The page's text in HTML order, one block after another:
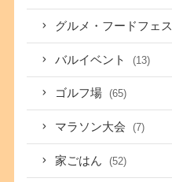
グルメ・フードフェス
バルイベント (13)
ゴルフ場 (65)
マラソン大会 (7)
家ごはん (52)